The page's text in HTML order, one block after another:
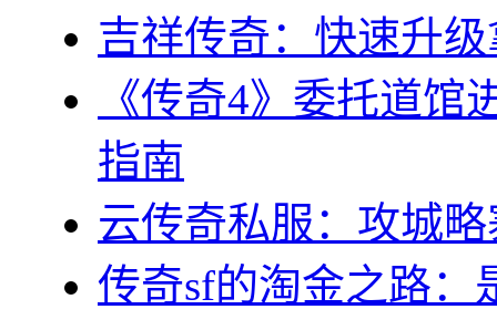
吉祥传奇：快速升
《传奇4》委托道
指南
云传奇私服：攻城
传奇sf的淘金之路：